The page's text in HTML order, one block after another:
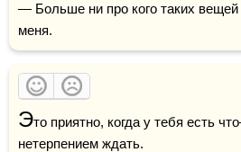
— Больше ни про кого таких вещей
меня.
Это приятно, когда у тебя есть
нетерпением ждать.